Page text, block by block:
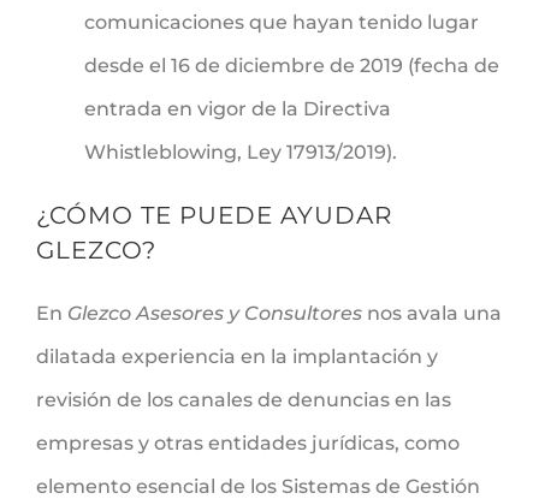
comunicaciones que hayan tenido lugar
desde el 16 de diciembre de 2019 (fecha de
entrada en vigor de la Directiva
Whistleblowing, Ley 17913/2019).
¿CÓMO TE PUEDE AYUDAR
GLEZCO?
En Glezco Asesores y Consultores nos avala una
dilatada experiencia en la implantación y
revisión de los canales de denuncias en las
empresas y otras entidades jurídicas, como
elemento esencial de los Sistemas de Gestión